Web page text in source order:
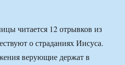
читается 12 отрывков из
о страданиях Иисуса.
верующие держат в